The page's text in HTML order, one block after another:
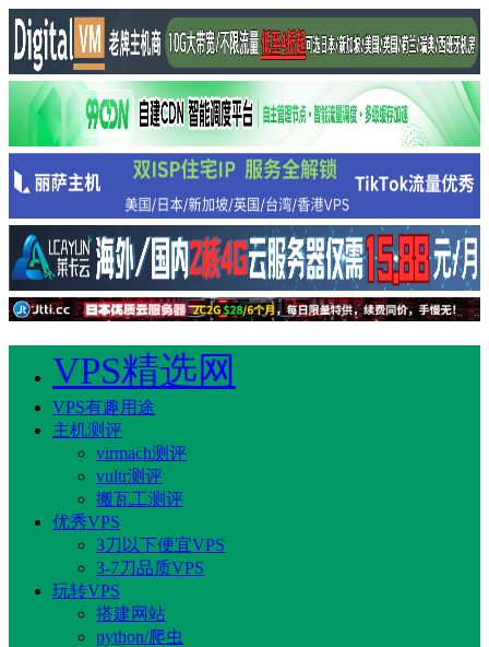
VPS精选网
VPS有趣用途
主机测评
virmach测评
vultr测评
搬瓦工测评
优秀VPS
3刀以下便宜VPS
3-7刀品质VPS
玩转VPS
搭建网站
python/爬虫